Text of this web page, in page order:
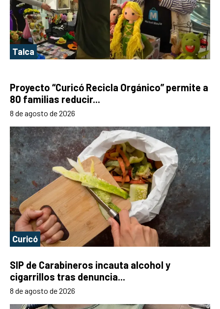
Talca
Proyecto “Curicó Recicla Orgánico” permite a
80 familias reducir...
8 de agosto de 2026
Curicó
SIP de Carabineros incauta alcohol y
cigarrillos tras denuncia...
8 de agosto de 2026